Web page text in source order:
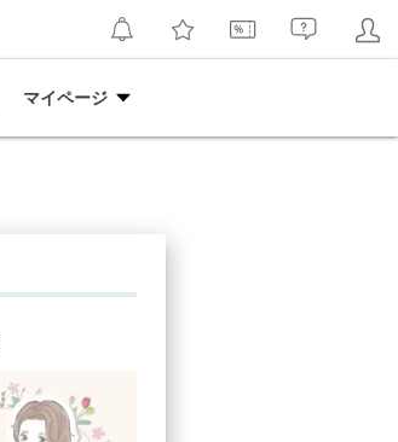
マイページ